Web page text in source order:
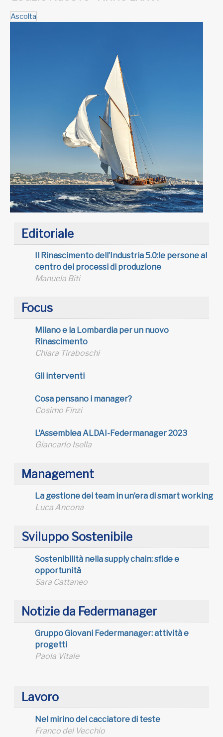
Ascolta
Editoriale
Il Rinascimento dell’Industria 5.0:le persone al
centro dei processi di produzione
Manuela Biti
Focus
Milano e la Lombardia per un nuovo
Rinascimento
Chiara Tiraboschi
Gli interventi
Cosa pensano i manager?
Cosimo Finzi
L'Assemblea ALDAI-Federmanager 2023
Giancarlo Isella
Management
La gestione dei team in un’era di smart working
Luca Ancona
Sviluppo Sostenibile
Sostenibilità nella supply chain: sfide e
opportunità
Sara Cattaneo
Notizie da Federmanager
Gruppo Giovani Federmanager: attività e
progetti
Paola Vitale
Lavoro
Nel mirino del cacciatore di teste
Franco del Vecchio